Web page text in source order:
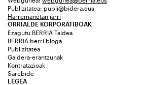
Publizitatea: publi@bidera.eus
Harremanetan jarri
ORRIALDE KORPORATIBOAK
Ezagutu BERRIA Taldea
BERRIA berri bloga
Publizitatea
Galdera-erantzunak
Kontratazioak
Sarebide
LEGEA